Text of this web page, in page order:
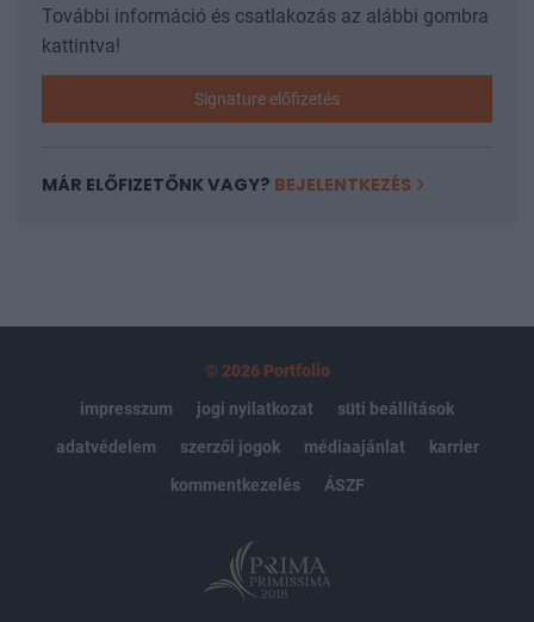
További információ és csatlakozás az alábbi gombra
kattintva!
Signature előfizetés
MÁR ELŐFIZETŐNK VAGY? BEJELENTKEZÉS
© 2026 Portfolio
impresszum
jogi nyilatkozat
süti beállítások
adatvédelem
szerzői jogok médiaajánlat
karrier
kommentkezelés
ÁSZF